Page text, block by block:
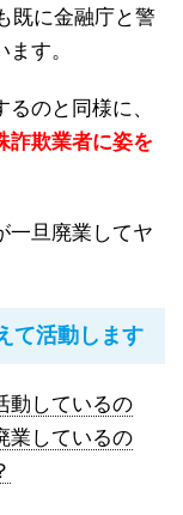
既に金融庁と警
す。
のと同様に、
詐欺業者に姿を
一旦廃業してヤ
て活動します
動しているの
業しているの